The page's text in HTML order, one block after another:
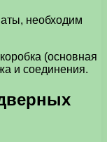
необходим
(основная
и соединения.